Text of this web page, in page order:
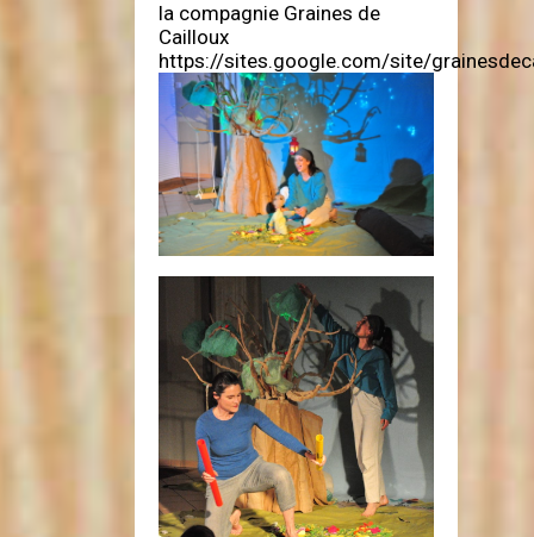
la compagnie Graines de
Cailloux
https://sites.google.com/site/